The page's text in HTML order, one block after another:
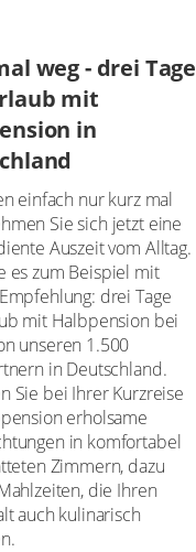
weg - drei Tage
mit
in
einfach nur kurz mal
Sie sich jetzt eine
Auszeit vom Alltag.
es zum Beispiel mit
drei Tage
mit Halbpension bei
unseren 1.500
in Deutschland.
Sie bei Ihrer Kurzreise
erholsame
in komfortabel
Zimmern, dazu
die Ihren
auch kulinarisch